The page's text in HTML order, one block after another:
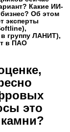
Какие ИИ-
Об этом
эксперты
группу ЛАНИТ),
в ПАО
это